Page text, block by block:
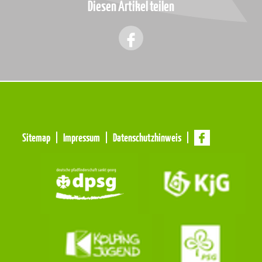
Diesen Artikel teilen
Navigation
Navigation
Sitemap Impressum Datenschutzhinweis